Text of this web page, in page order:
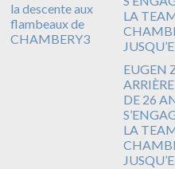
la descente aux
flambeaux de
CHAMBERY3
EUGEN
DE 26
LA